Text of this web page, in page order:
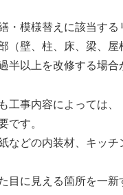
・模様替えに該当する
（壁、柱、床、梁、屋
半以上を改修する場合
工事内容によっては、
です。
などの内装材、キッチ
目に見える箇所を一新